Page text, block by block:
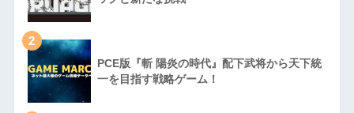
2
PCE版『斬 陽炎の時代』配下武将から天下統
一を目指す戦略ゲーム！